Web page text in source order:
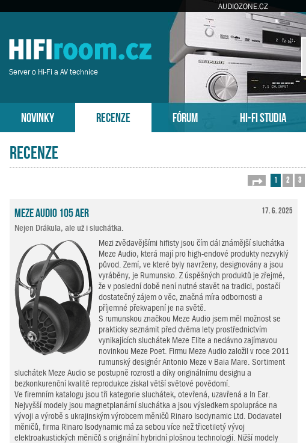
AUDIOZONE.CZ
Server o Hi-Fi a AV technice
NOVINKY RECENZE FÓRUM HI-FI STUDIA
Recenze
Stránka 1z
1 2 3
17. 6. 2025
Meze Audio 105 AER
Nejen Drákula, ale už i sluchátka.
Mezi zvědavějšími hifisty jsou čím dál známější sluchátka
Meze Audio, která mají pro high-endové produkty nezvyklý
původ. Zemí, ve které byly navrženy, designovány a jsou
vyráběny, je Rumunsko. Z úspěšných produktů je zřejmé,
že v poslední době není nutné stavět na tradici, postačí
dostatečný zájem o věc, značná míra odbornosti a
příjemné překvapení je na světě.
S rumunskou značkou Meze Audio jsem měl možnost se
prakticky seznámit před dvěma lety prostřednictvím
vynikajících sluchátek Meze Elite a nedávno zajímavou
novinkou Meze Poet. Firmu Meze Audio založil v roce 2011
rumunský designér Antonio Meze v Baia Mare. Sortiment
sluchátek Meze Audio se postupně rozrostl a díky originálnímu designu a
bezkonkurenční kvalitě reprodukce získal větší světové povědomí.
Ve firemním katalogu jsou tři kategorie sluchátek, otevřená, uzavřená a In Ear.
Nejvyšší modely jsou magnetplanární sluchátka a jsou výsledkem spolupráce na
vývoji a výrobě s ukrajinským výrobcem měničů Rinaro Isodynamic Ltd. Dodavatel
měničů, firma Rinaro Isodynamic má za sebou více než třicetiletý vývoj
elektroakustických měničů s originální hybridní plošnou technologií. Nižší modely